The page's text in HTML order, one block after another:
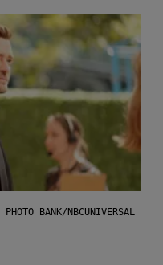
BANK/NBCUNIVERSAL